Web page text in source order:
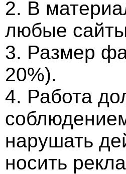
2. В
любые
3. Размер
20%).
4. Работа
нарушать
носить